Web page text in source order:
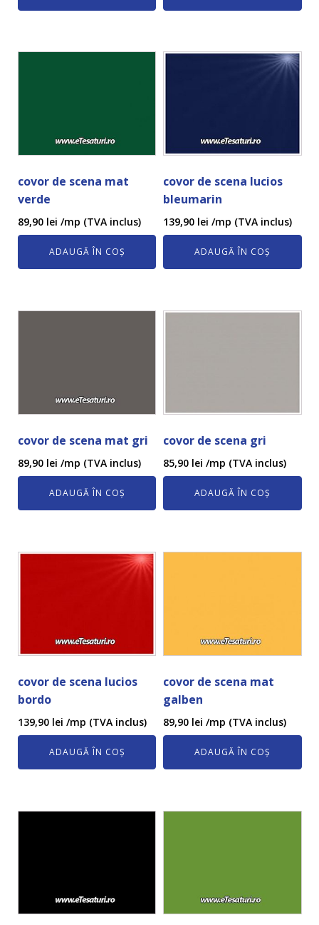
covor de scena mat
verde
89,90 lei /mp (TVA inclus)
ADAUGĂ ÎN COȘ
covor de scena lucios
bleumarin
139,90 lei /mp (TVA inclus)
ADAUGĂ ÎN COȘ
covor de scena mat gri
89,90 lei /mp (TVA inclus)
ADAUGĂ ÎN COȘ
covor de scena gri
85,90 lei /mp (TVA inclus)
ADAUGĂ ÎN COȘ
covor de scena lucios
bordo
139,90 lei /mp (TVA inclus)
ADAUGĂ ÎN COȘ
covor de scena mat
galben
89,90 lei /mp (TVA inclus)
ADAUGĂ ÎN COȘ